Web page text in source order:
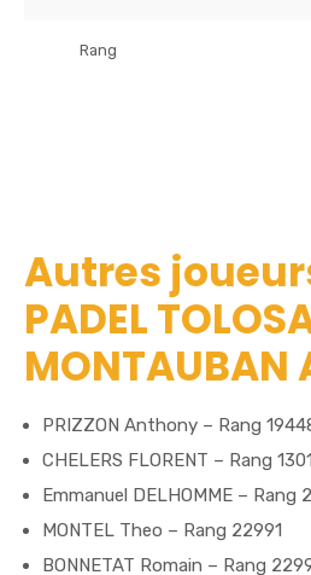
Rang
Autres
PADEL
MONTAUBAN
PRIZZON Anthony – Rang
CHELERS FLORENT – Rang
Emmanuel DELHOMME – Rang
MONTEL Theo – Rang 22991
BONNETAT Romain – Rang